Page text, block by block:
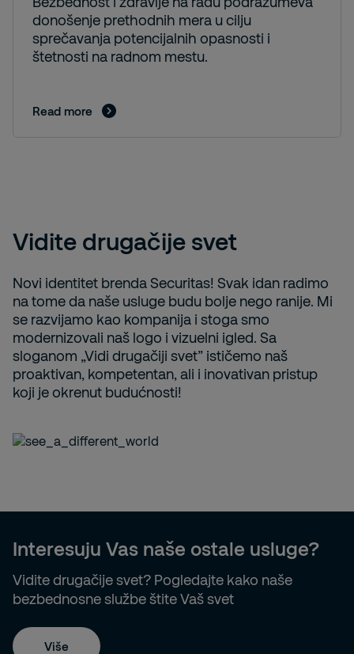
donošenje prethodnih mera u cilju
sprečavanja potencijalnih opasnosti i
štetnosti na radnom mestu.
Read more
Vidite drugačije svet
Novi identitet brenda Securitas! Svak idan radimo
na tome da naše usluge budu bolje nego ranije. Mi
se razvijamo kao kompanija i stoga smo
modernizovali naš logo i vizuelni igled. Sa
sloganom „Vidi drugačiji svet” ističemo naš
proaktivan, kompetentan, ali i inovativan pristup
koji je okrenut budućnosti!
Interesuju Vas naše ostale usluge?
Vidite drugačije svet? Pogledajte kako naše
bezbednosne službe štite Vaš svet
Više